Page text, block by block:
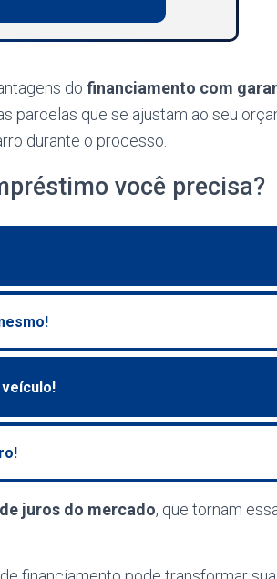
do financiamento com
parcelas que se ajustam ao seu
durante o processo.
você precisa?
juros do mercado, que tornam